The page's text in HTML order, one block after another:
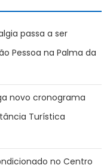
passa a ser
Pessoa na Palma da
novo cronograma
Turística
no Centro